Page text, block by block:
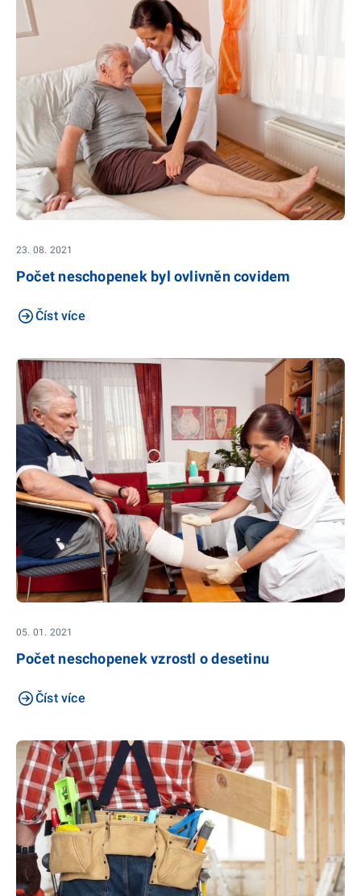
23. 08. 2021
Počet neschopenek byl ovlivněn covidem
Číst více
05. 01. 2021
Počet neschopenek vzrostl o desetinu
Číst více